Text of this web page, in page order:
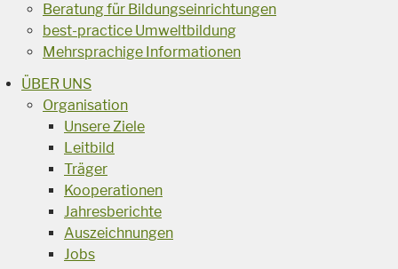
Beratung für Bildungseinrichtungen
best-practice Umweltbildung
Mehrsprachige Informationen
ÜBER UNS
Organisation
Unsere Ziele
Leitbild
Träger
Kooperationen
Jahresberichte
Auszeichnungen
Jobs